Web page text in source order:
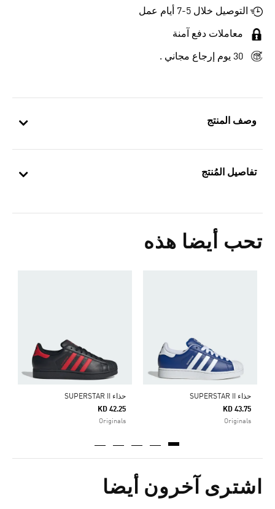
وصف المنتج
تفاصيل المُنتج
تحب أيضا هذه
حذاء SUPERSTAR II
KD 43.75
Originals
حذاء SUPERSTAR II
KD 42.25
Originals
اشترى آخرون أيضا
التوصيل خلال 5-7 أيام عمل
معاملات دفع آمنة